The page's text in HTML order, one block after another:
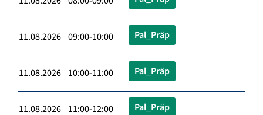
11.08.2026 09:00-10:00 Pal_Präp
11.08.2026 10:00-11:00 Pal_Präp
11.08.2026 11:00-12:00 Pal_Präp